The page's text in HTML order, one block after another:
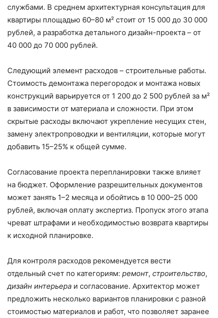
службами. В среднем архитектурная консультация для
квартиры площадью 60–80 м² стоит от 15 000 до 30 000
рублей, а разработка детального дизайн-проекта – от
40 000 до 70 000 рублей.
Следующий элемент расходов – строительные работы.
Стоимость демонтажа перегородок и монтажа новых
конструкций варьируется от 1 200 до 2 500 рублей за м²
в зависимости от материала и сложности. При этом
скрытые расходы включают укрепление несущих стен,
замену электропроводки и вентиляции, которые могут
добавить 15–25% к общей сумме.
Согласование проекта перепланировки также влияет
на бюджет. Оформление разрешительных документов
может занять 1–2 месяца и обойтись в 10 000–25 000
рублей, включая оплату экспертиз. Пропуск этого этапа
чреват штрафами и необходимостью возврата квартиры
к исходной планировке.
Для контроля расходов рекомендуется вести
отдельный счет по категориям: ремонт, строительство,
дизайн интерьера и согласование. Архитектор может
предложить несколько вариантов планировки с разной
стоимостью материалов и работ, что позволяет заранее